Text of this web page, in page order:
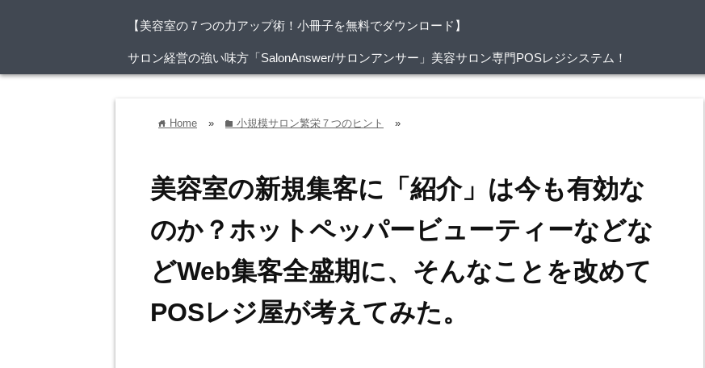
【美容室の７つの力アップ術！小冊子を無料でダウンロード】
サロン経営の強い味方「SalonAnswer/サロンアンサー」美容サロン専門POSレジシステム！
home Home » folder 小規模サロン繁栄７つのヒント »
美容室の新規集客に「紹介」は今も有効な
のか？ホットペッパービューティーなどな
どWeb集客全盛期に、そんなことを改めて
POSレジ屋が考えてみた。